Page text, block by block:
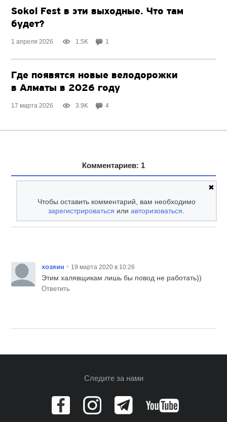
Sokol Fest в эти выходные. Что там
будет?
1 апреля 2026 1.5K 1
Где появятся новые велодорожки
в Алматы в 2026 году
17 марта 2026 3.9K 4
Комментариев: 1
✖
Чтобы оставить комментарий, вам необходимо
зарегистрироваться илиавторизоваться.
хозяин • 19 марта 2020 в 10:26
Этим халявщикам лишь бы повод не работать))
Ответить
Следите за нами